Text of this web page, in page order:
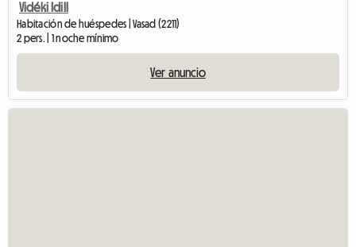
Vidéki Idill
Habitación de huéspedes | Vasad (2211)
2 pers. | 1 noche mínimo
Ver anuncio